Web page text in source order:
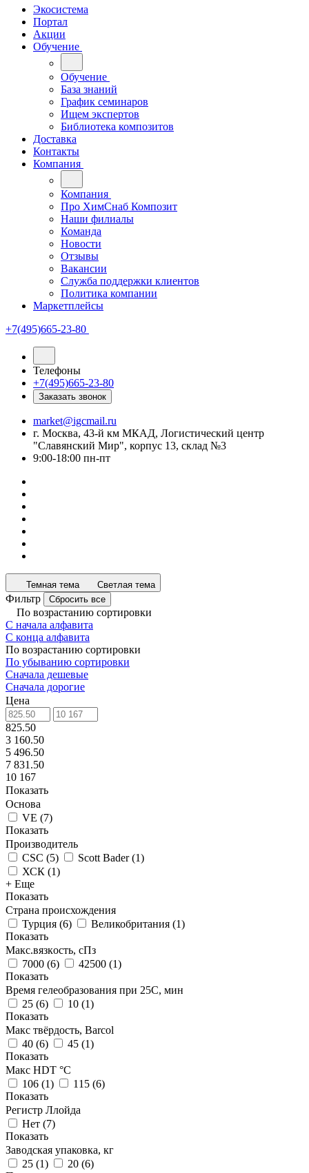
Экосистема
Портал
Акции
Обучение
Обучение
База знаний
График семинаров
Ищем экспертов
Библиотека композитов
Доставка
Контакты
Компания
Компания
Про ХимСнаб Композит
Наши филиалы
Команда
Новости
Отзывы
Вакансии
Служба поддержки клиентов
Политика компании
Маркетплейсы
+7(495)665-23-80
Телефоны
+7(495)665-23-80
Заказать звонок
market@igcmail.ru
г. Москва, 43-й км МКАД, Логистический центр
"Славянский Мир", корпус 13, склад №3
9:00-18:00 пн-пт
Темная тема Светлая тема
Фильтр Сбросить все
По возрастанию сортировки
С начала алфавита
С конца алфавита
По возрастанию сортировки
По убыванию сортировки
Сначала дешевые
Сначала дорогие
Цена
825.50
3 160.50
5 496.50
7 831.50
10 167
Показать
Основа
VE (7)
Показать
Производитель
CSC (5) Scott Bader(1)
ХСК (1)
+ Еще
Показать
Страна происхождения
Турция (6) Великобритания (1)
Показать
Макс.вязкoсть, сПз
7000 (6) 42500 (1)
Показать
Время гелеобразования при 25С, мин
25 (6) 10 (1)
Показать
Макс твёрдость, Barcol
40 (6) 45 (1)
Показать
Макс HDT °С
106 (1) 115 (6)
Показать
Регистр Ллойда
Нет (7)
Показать
Заводская упаковка, кг
25 (1) 20 (6)